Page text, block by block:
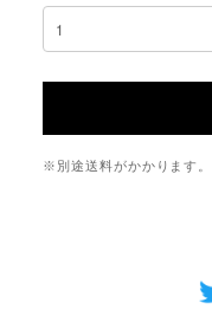
※別途送料がかかります。